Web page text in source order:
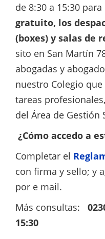
de 8:30 a 15:30 para
gratuito, los
(boxes) y salas de
sito en San Martín
abogadas y
nuestro Colegio
tareas
del Área de Gestión
¿Cómo accedo a
Completar el
con firma y sello; y
por e mail.
Más consultas:
15:30